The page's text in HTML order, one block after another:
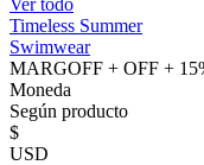
Ver todo
Timeless Summer
Swimwear
MARGOFF + OFF +
Moneda
Según producto
$
USD